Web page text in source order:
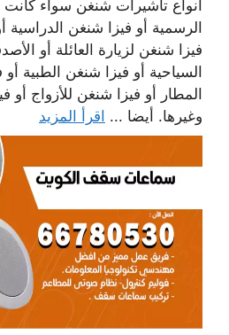
أنواع تأشيرات شنغن سواء كانت
الرسمية أو فيزا شنغن الدراسية
فيزا شنغن لزيارة العائلة أو
السياحية أو فيزا شنغن الطبية أو
المطار أو فيزا شنغن للأزواج أو
وغيرها. أيضا ... اقرأ المزيد